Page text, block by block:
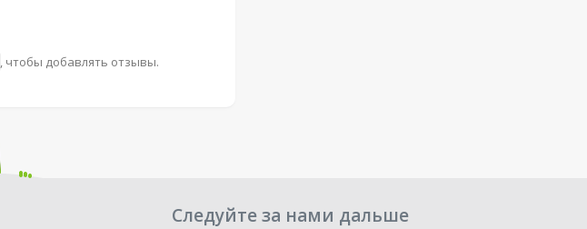
, чтобы добавлять отзывы.
Следуйте за нами дальше